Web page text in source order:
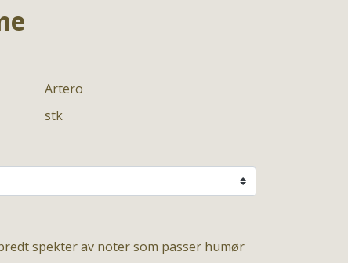
Artero
stk
spekter av noter som passer humør